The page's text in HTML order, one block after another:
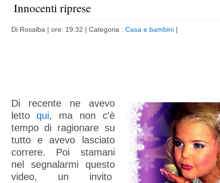
Innocenti riprese
Di Rosalba | ore: 19:32 | Categoria : Casa e bambini |
Di recente ne avevo
lettoqui, ma non c'è
tempo di ragionare su
tutto e avevo lasciato
correre. Poi stamani
nel segnalarmi questo
video, un invito